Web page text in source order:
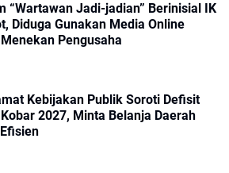
“Wartawan Jadi-jadian” Berinisial IK
Diduga Gunakan Media Online
Pengusaha
Kebijakan Publik Soroti Defisit
2027, Minta Belanja Daerah